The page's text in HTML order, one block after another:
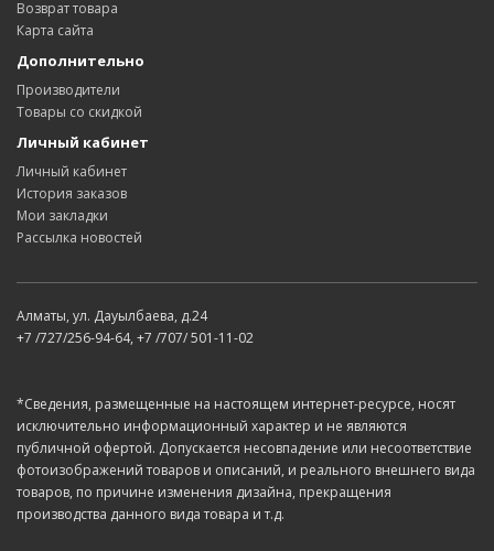
Возврат товара
Карта сайта
Дополнительно
Производители
Товары со скидкой
Личный кабинет
Личный кабинет
История заказов
Мои закладки
Рассылка новостей
Алматы, ул. Дауылбаева, д.24
+7 /727/256-94-64, +7 /707/ 501-11-02
*Сведения, размещенные на настоящем интернет-ресурсе, носят
исключительно информационный характер и не являются
публичной офертой. Допускается несовпадение или несоответствие
фотоизображений товаров и описаний, и реального внешнего вида
товаров, по причине изменения дизайна, прекращения
производства данного вида товара и т.д.